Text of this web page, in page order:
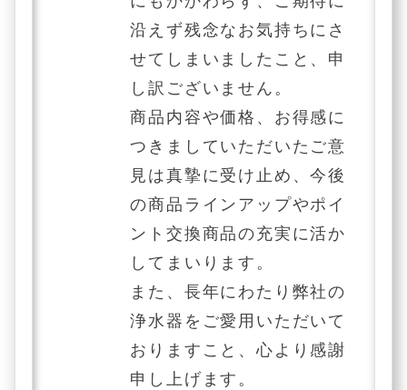
沿えず残念なお気持ちにさ
せてしまいましたこと、申
し訳ございません。
商品内容や価格、お得感に
つきましていただいたご意
見は真摯に受け止め、今後
の商品ラインアップやポイ
ント交換商品の充実に活か
してまいります。
また、長年にわたり弊社の
浄水器をご愛用いただいて
おりますこと、心より感謝
申し上げます。